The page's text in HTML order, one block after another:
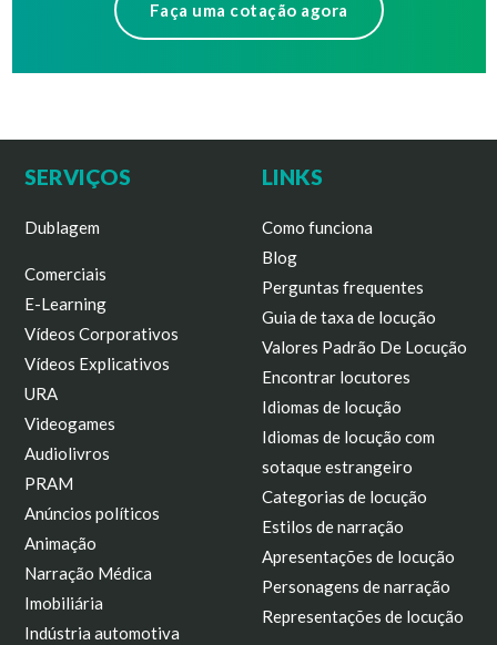
Faça uma cotação agora
SERVIÇOS
Dublagem
Comerciais
E-Learning
Vídeos Corporativos
Vídeos Explicativos
URA
Videogames
Audiolivros
PRAM
Anúncios políticos
Animação
Narração Médica
Imobiliária
Indústria automotiva
LINKS
Como funciona
Blog
Perguntas frequentes
Guia de taxa de locução
Valores Padrão De Locução
Encontrar locutores
Idiomas de locução
Idiomas de locução com
sotaque estrangeiro
Categorias de locução
Estilos de narração
Apresentações de locução
Personagens de narração
Representações de locução